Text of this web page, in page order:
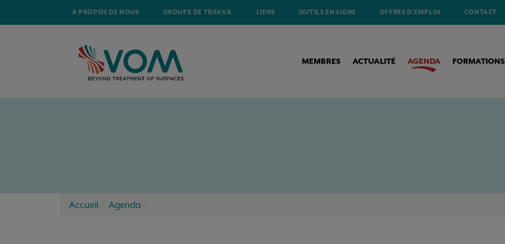
A PROPOS DE NOUS GROUPE DE TRAVAIL LIENS OUTILS EN LIGNE OFFRES D'EMPLOI CONTACT
MEMBRES ACTUALITÉ AGENDA FORMATIONS
Accueil Agenda